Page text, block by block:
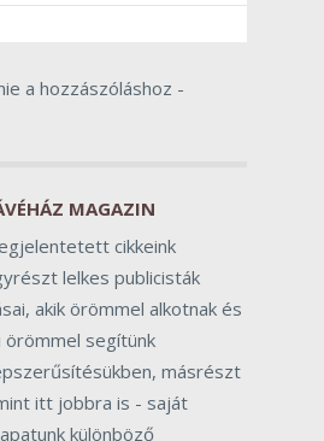
a hozzászóláshoz -
MAGAZIN
cikkeink
lelkes publicisták
akik örömmel alkotnak és
örömmel segítünk
másrészt
itt jobbra is - saját
különböző